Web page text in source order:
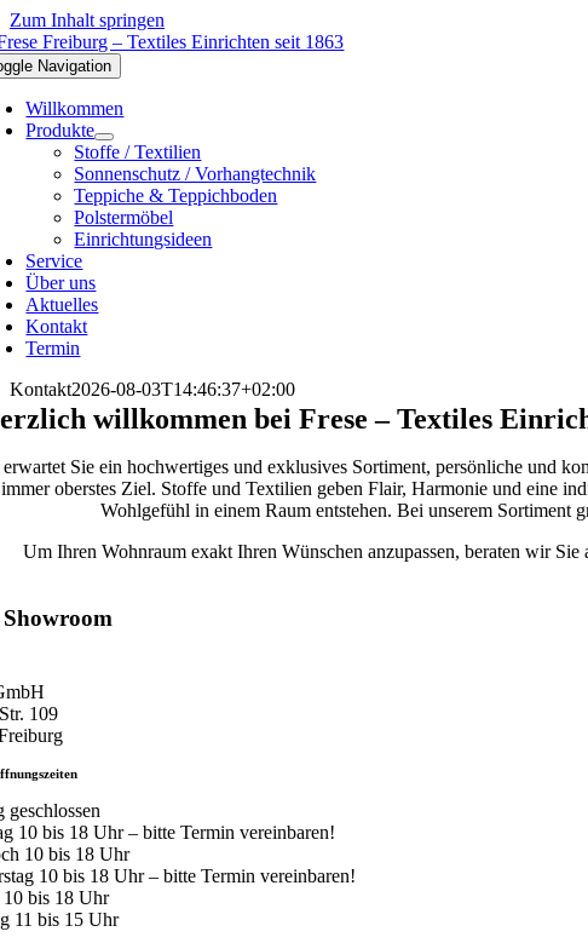
Zum Inhalt springen
Navigation
Willkommen
Produkte
Stoffe / Textilien
Sonnenschutz / Vorhangtechnik
Teppiche & Teppichboden
Polstermöbel
Einrichtungsideen
Service
Über uns
Aktuelles
Kontakt
Termin
Kontakt2026-08-03T14:46:37+02:00
willkommen bei Frese – Textiles
erwartet Sie ein hochwertiges und exklusives Sortiment, persönliche und
immer oberstes Ziel. Stoffe und Textilien geben Flair, Harmonie und eine
Wohlgefühl in einem Raum entstehen. Bei unserem
Um Ihren Wohnraum exakt Ihren Wünschen anzupassen, beraten wir
Showroom
109
geschlossen
10 bis 18 Uhr – bitte Termin vereinbaren!
10 bis 18 Uhr
10 bis 18 Uhr – bitte Termin vereinbaren!
10 bis 18 Uhr
11 bis 15 Uhr